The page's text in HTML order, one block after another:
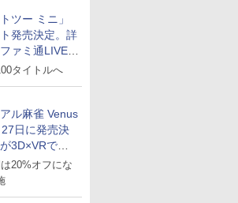
ツー ミニ」
発売決定。詳
ァミ通LIVEが
ら配信
タイトルへ
ル麻雀 Venus
日に発売決
3D×VRで復
20%オフにな